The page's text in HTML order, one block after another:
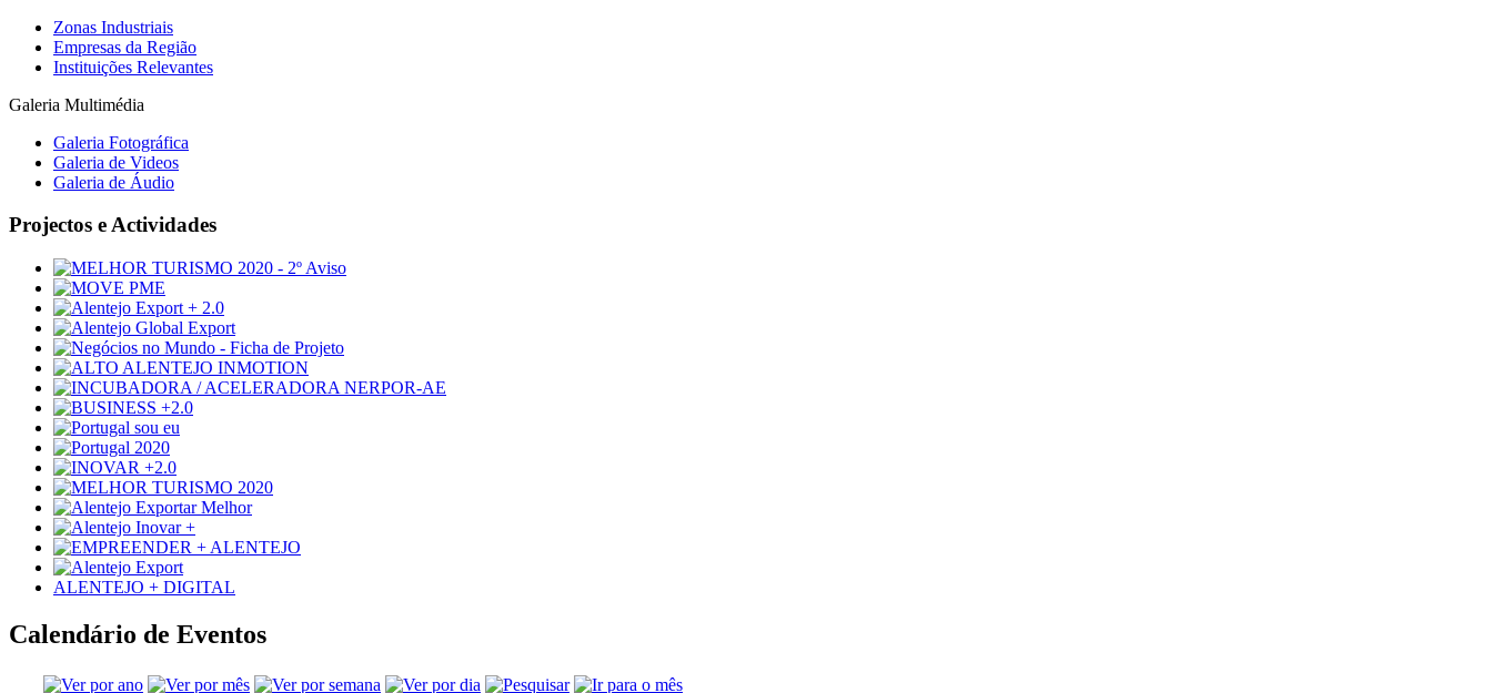
Zonas Industriais
Empresas da Região
Instituições Relevantes
Galeria Multimédia
Galeria Fotográfica
Galeria de Videos
Galeria de Áudio
Projectos e Actividades
ALENTEJO + DIGITAL
Calendário de Eventos